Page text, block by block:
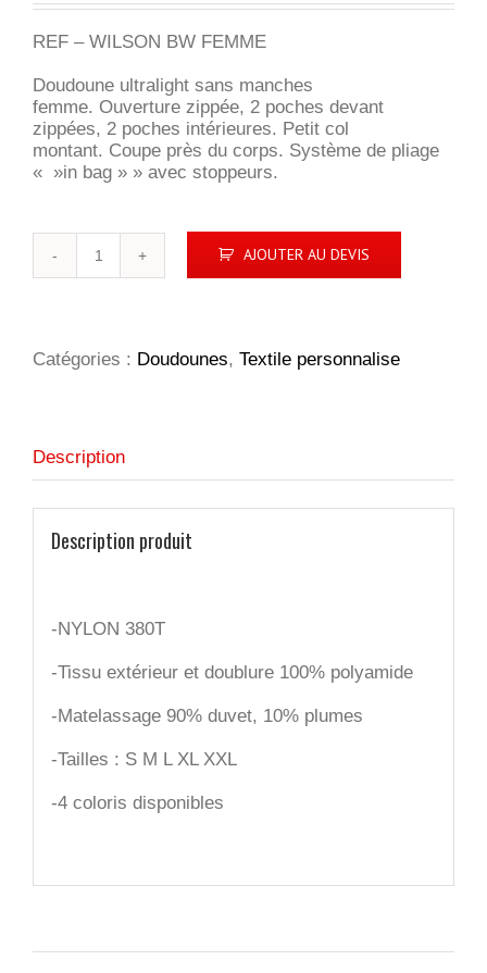
REF – WILSON BW FEMME
Doudoune ultralight sans manches
femme. Ouverture zippée, 2 poches devant
zippées, 2 poches intérieures. Petit col
montant. Coupe près du corps. Système de pliage
« »in bag » » avec stoppeurs.
AJOUTER AU DEVIS
Catégories : Doudounes, Textile personnalise
Description
Description produit
-NYLON 380T
-Tissu extérieur et doublure 100% polyamide
-Matelassage 90% duvet, 10% plumes
-Tailles : S M L XL XXL
-4 coloris disponibles